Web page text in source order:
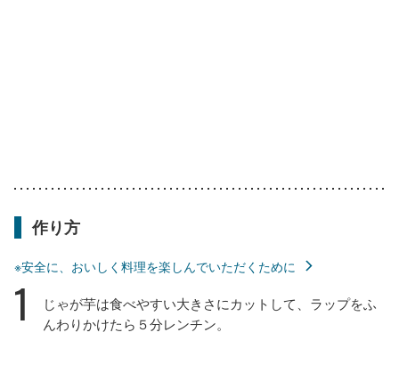
作り方
※安全に、おいしく料理を楽しんでいただくために
1
じゃが芋は食べやすい大きさにカットして、ラップをふ
んわりかけたら５分レンチン。